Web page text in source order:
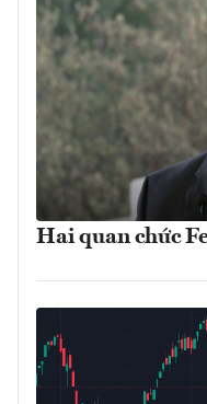
Hai quan chức